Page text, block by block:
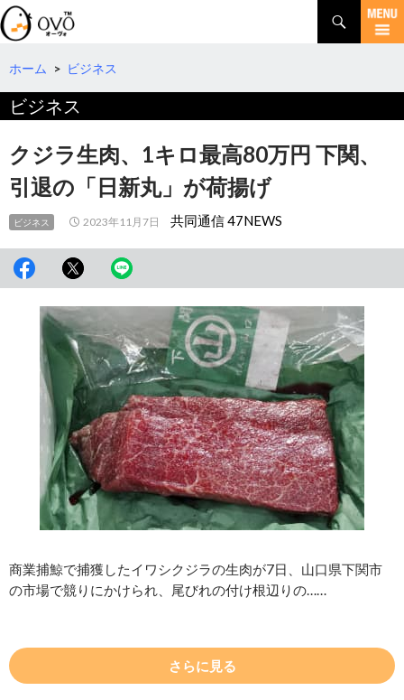
検
索
コ
テ
へ
動
ホーム > ビジネス
ビジネス
クジラ生肉、1キロ最高80万円 下関、
引退の「日新丸」が荷揚げ
ビジネス 2023年11月7日 共同通信 47NEWS
商業捕鯨で捕獲したイワシクジラの生肉が7日、山口県下関市
の市場で競りにかけられ、尾びれの付け根辺りの……
さらに見る